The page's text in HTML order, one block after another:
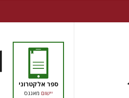
ספר אלקטרוני
יישום מאגנס